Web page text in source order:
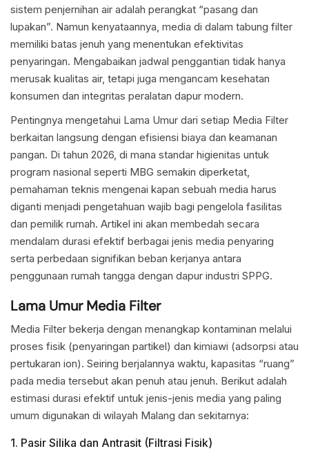
sistem penjernihan air adalah perangkat “pasang dan
lupakan”. Namun kenyataannya, media di dalam tabung filter
memiliki batas jenuh yang menentukan efektivitas
penyaringan. Mengabaikan jadwal penggantian tidak hanya
merusak kualitas air, tetapi juga mengancam kesehatan
konsumen dan integritas peralatan dapur modern.
Pentingnya mengetahui Lama Umur dari setiap Media Filter
berkaitan langsung dengan efisiensi biaya dan keamanan
pangan. Di tahun 2026, di mana standar higienitas untuk
program nasional seperti MBG semakin diperketat,
pemahaman teknis mengenai kapan sebuah media harus
diganti menjadi pengetahuan wajib bagi pengelola fasilitas
dan pemilik rumah. Artikel ini akan membedah secara
mendalam durasi efektif berbagai jenis media penyaring
serta perbedaan signifikan beban kerjanya antara
penggunaan rumah tangga dengan dapur industri SPPG.
Lama Umur Media Filter
Media Filter bekerja dengan menangkap kontaminan melalui
proses fisik (penyaringan partikel) dan kimiawi (adsorpsi atau
pertukaran ion). Seiring berjalannya waktu, kapasitas “ruang”
pada media tersebut akan penuh atau jenuh. Berikut adalah
estimasi durasi efektif untuk jenis-jenis media yang paling
umum digunakan di wilayah Malang dan sekitarnya:
1. Pasir Silika dan Antrasit (Filtrasi Fisik)